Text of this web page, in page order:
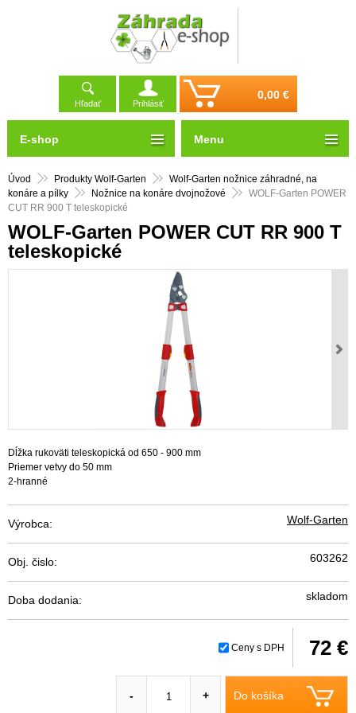
Hľadať Prihlásiť
0,00 €
Úvod Produkty Wolf-Garten
Wolf-Garten nožnice záhradné, na
konáre a pílky
Nožnice na konáre dvojnožové
WOLF-Garten POWER
CUT RR 900 T teleskopické
WOLF-Garten POWER CUT RR 900 T
teleskopické
Dĺžka rukoväti teleskopická od 650 - 900 mm
Priemer vetvy do 50 mm
2-hranné
Výrobca: Wolf-Garten
Obj. čislo: 603262
Doba dodania: skladom
Ceny s DPH 72 €
Do košíka
- +
E-shop Menu